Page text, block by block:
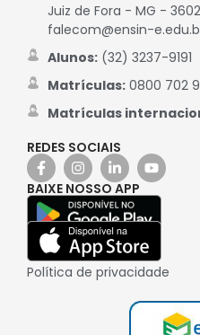
Juiz de Fora - MG -
falecom@ensin-
Alunos:(32) 3237-9191
Matrículas:0800 702
Matrículas
REDES SOCIAIS
BAIXE NOSSO APP
Política de privacidade